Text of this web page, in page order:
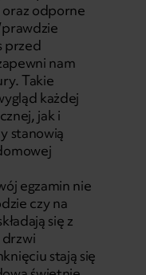
odporne
przed
nam
Takie
każdej
jak i
stanowią
egzamin nie
czy na
się z
stają się